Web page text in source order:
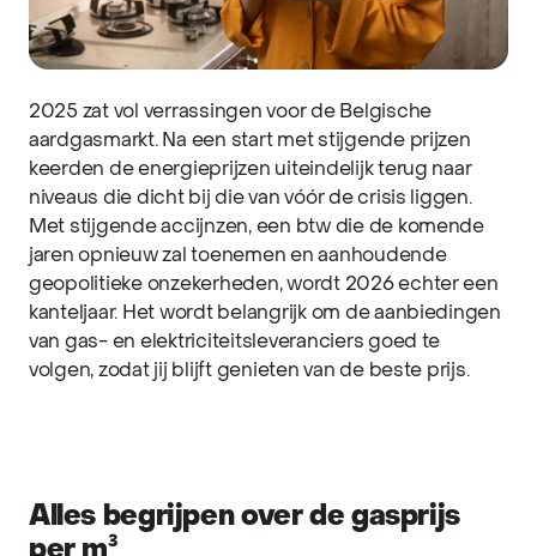
2025 zat vol verrassingen voor de Belgische
aardgasmarkt. Na een start met stijgende prijzen
keerden de energieprijzen uiteindelijk terug naar
niveaus die dicht bij die van vóór de crisis liggen.
Met stijgende accijnzen, een btw die de komende
jaren opnieuw zal toenemen en aanhoudende
geopolitieke onzekerheden, wordt 2026 echter een
kanteljaar. Het wordt belangrijk om de aanbiedingen
van gas- en elektriciteitsleveranciers goed te
volgen, zodat jij blijft genieten van de beste prijs.
Alles begrijpen over de gasprijs